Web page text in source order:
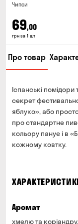
Чипси
69,00
грн за 1 шт
Про товар
Іспанські
секрет
яблуко», або
про стандартне
кольору панує і в
кожному ковтку.
Аромат
хмелю та коріандру.